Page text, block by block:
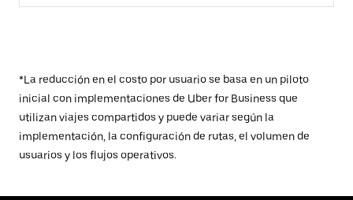
*La reducción en el costo por usuario se basa en un piloto
inicial con implementaciones de Uber for Business que
utilizan viajes compartidos y puede variar según la
implementación, la configuración de rutas, el volumen de
usuarios y los flujos operativos.